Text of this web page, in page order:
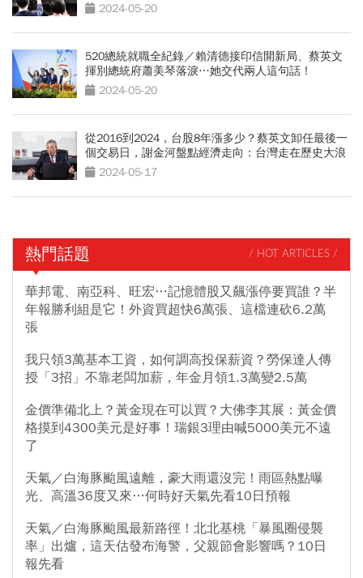
2024-05-20
520總統就職全紀錄／賴清德接印信開新局、蔡英文
揮別總統府蕭美琴落淚…她交代兩人這句話！
2024-05-20
從2016到2024，台股8年漲多少？蔡英文卸任最後一
個交易日，謝金河盤點經濟走向：台灣走在歷史大浪
2024-05-17
熱門話題 / HOT ARTICLES /
華邦電、南亞科、旺宏…記憶體股又飆漲停要買誰？半
年報勝利組是它！外資買超快6萬張、這檔連砍6.2萬
張
我只領3萬基本工資，如何調高投保薪資？勞保達人傳
授「3招」不靠老闆加薪，年金月領1.3萬變2.5萬
金價準備北上？黃金現在可以買？大佛李其展：黃金價
格摸到4300美元是好事！瑞銀3理由喊5000美元不遠
了
天氣／白海豚颱風遠離，豪大雨還沒完！雨區熱點曝
光、高溫36度又來…何時好天氣先看10日預報
天氣／白海豚颱風最新路徑！北北基桃「暴風圈侵襲
率」出爐，這天估發布海警，父親節會影響嗎？10日
報先看